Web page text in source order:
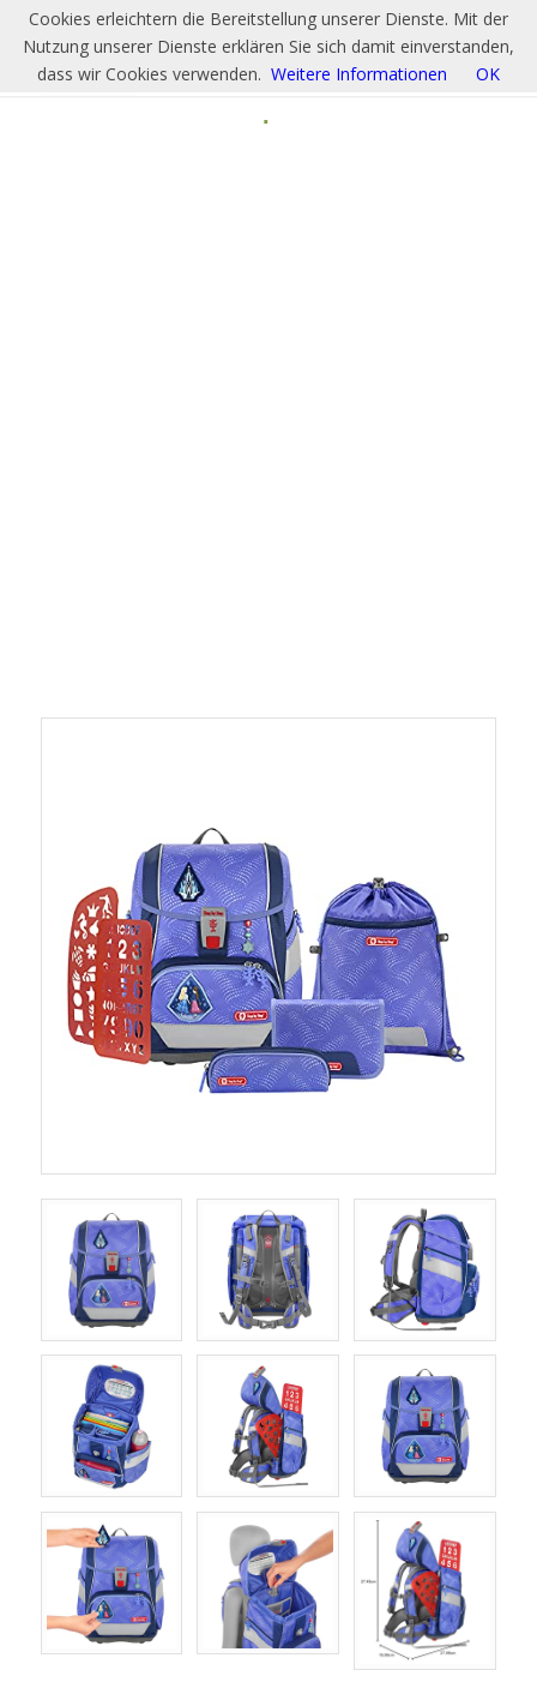
Cookies erleichtern die Bereitstellung unserer Dienste. Mit der
Nutzung unserer Dienste erklären Sie sich damit einverstanden,
dass wir Cookies verwenden. Weitere Informationen OK